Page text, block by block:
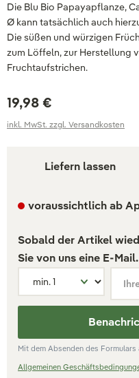
Die Blu Bio Papayapflanze,
Ø kann tatsächlich auch
Die süßen und würzigen
zum Löffeln, zur Herstellung
Fruchtaufstrichen.
19,98 €
inkl. MwSt. zzgl. Versandkosten
Liefern lassen
voraussichtlich ab
Sobald der Artikel
Sie von uns eine E-Mail.
Mit dem Absenden des
Allgemeinen